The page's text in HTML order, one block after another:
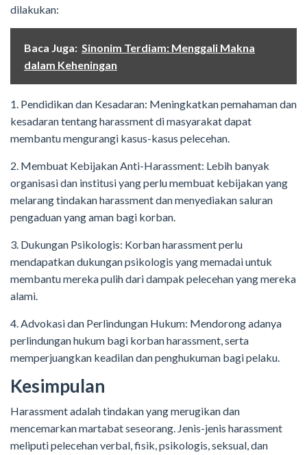
dilakukan:
Baca Juga: Sinonim Terdiam: Menggali Makna
dalam Keheningan
1. Pendidikan dan Kesadaran: Meningkatkan pemahaman dan
kesadaran tentang harassment di masyarakat dapat
membantu mengurangi kasus-kasus pelecehan.
2. Membuat Kebijakan Anti-Harassment: Lebih banyak
organisasi dan institusi yang perlu membuat kebijakan yang
melarang tindakan harassment dan menyediakan saluran
pengaduan yang aman bagi korban.
3. Dukungan Psikologis: Korban harassment perlu
mendapatkan dukungan psikologis yang memadai untuk
membantu mereka pulih dari dampak pelecehan yang mereka
alami.
4. Advokasi dan Perlindungan Hukum: Mendorong adanya
perlindungan hukum bagi korban harassment, serta
memperjuangkan keadilan dan penghukuman bagi pelaku.
Kesimpulan
Harassment adalah tindakan yang merugikan dan
mencemarkan martabat seseorang. Jenis-jenis harassment
meliputi pelecehan verbal, fisik, psikologis, seksual, dan